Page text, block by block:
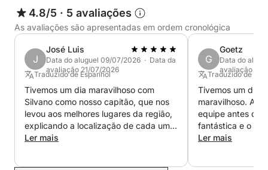
frescos, como frutos do mar e especialidades
mediterrâneas, em um cenário encantador na ilha —
uma experiência que é um banquete tanto para os
sentidos quanto para a alma.
Perfeito para os amantes da natureza e para quem
busca relaxamento, este passeio oferece a maneira
ideal de vivenciar a beleza intocada e a
tranquilidade de La Maddalena em um ritmo
tranquilo.
4.8/5 · 5 avaliações
As avaliações são apresentadas em ordem cronológica
J
José Luis
Data do aluguel 09/07/2026 · Data da
avaliação 21/07/2026
Traduzido de Espanhol
Tivemos um dia maravilhoso com
Silvano como nosso capitão, que nos
levou aos melhores lugares da região,
explicando a localização de cada um e
respondendo a todas as nossas
Ler mais
G
Goetz
Data do
avaliação 24/
Traduzido de
Tivemos um dia
maravilhoso. A
equipe antes do
fantástica e o dia
simplesmente
Ler mais